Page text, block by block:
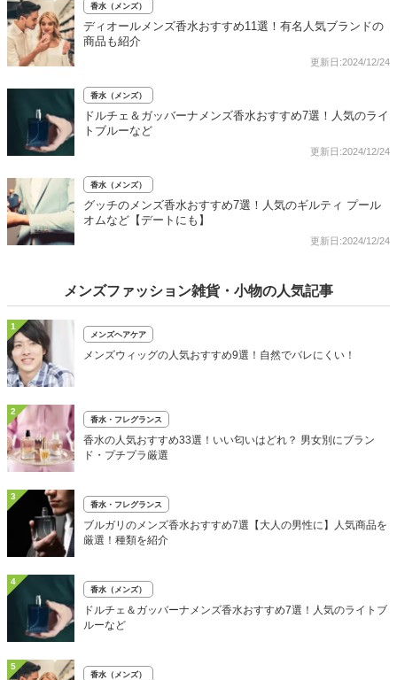
香水（メンズ）
ディオールメンズ香水おすすめ11選！有名人気ブランドの
商品も紹介
更新日:2024/12/24
香水（メンズ）
ドルチェ＆ガッバーナメンズ香水おすすめ7選！人気のライ
トブルーなど
更新日:2024/12/24
香水（メンズ）
グッチのメンズ香水おすすめ7選！人気のギルティ プール
オムなど【デートにも】
更新日:2024/12/24
メンズファッション雑貨・小物の人気記事
1
メンズヘアケア
メンズウィッグの人気おすすめ9選！自然でバレにくい！
2
香水・フレグランス
香水の人気おすすめ33選！いい匂いはどれ？ 男女別にブラン
ド・プチプラ厳選
3
香水・フレグランス
ブルガリのメンズ香水おすすめ7選【大人の男性に】人気商品を
厳選！種類を紹介
4
香水（メンズ）
ドルチェ＆ガッバーナメンズ香水おすすめ7選！人気のライトブ
ルーなど
5
香水（メンズ）